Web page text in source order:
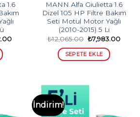
1.6
Şu
MANN Alfa Giulietta 1.6
Dizel 105 HP Filtre Bakım
Seti Motul Motor Yağlı
(2010-2015) 5 Li
₺12,065.00 Orijinal
fiyat:
₺12,065.00.
₺7,983.00Şu
SEPETE EKLE
İndirim!